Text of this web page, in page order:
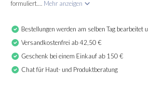
formuliert.... Mehr anzeigen
Bestellungen werden am selben Tag bearbeitet
Versandkostenfrei ab 42,50 €
Geschenk bei einem Einkauf ab 150 €
Chat für Haut- und Produktberatung